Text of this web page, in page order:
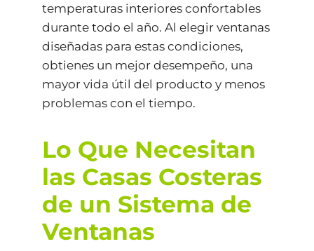
temperaturas interiores confortables
durante todo el año. Al elegir ventanas
diseñadas para estas condiciones,
obtienes un mejor desempeño, una
mayor vida útil del producto y menos
problemas con el tiempo.
Lo Que Necesitan
las Casas Costeras
de un Sistema de
Ventanas